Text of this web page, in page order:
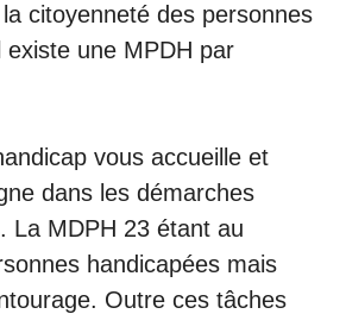
citoyenneté des personnes
existe une MPDH par
vous accueille et
dans les démarches
La MDPH 23 étant au
handicapées mais
Outre ces tâches